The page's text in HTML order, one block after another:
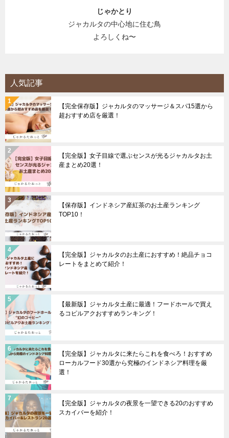
じゃかとり
ジャカルタの中心地に住む鳥
よろしくね〜
人気記事
【完全保存版】ジャカルタのマッサージ＆スパ15選から
超おすすめ店を厳選！
【完全版】女子目線で選ぶセンスが光るジャカルタお土
産まとめ20選！
【保存版】インドネシア産紅茶のお土産ランキング
TOP10！
【完全版】ジャカルタのお土産におすすめ！絶品チョコ
レートをまとめて紹介！
【最新版】ジャカルタ土産に最適！フードホールで買え
るコピルアクおすすめランキング！
【完全版】ジャカルタに来たらこれを食べろ！おすすめ
ローカルフード30選から究極のインドネシア料理を厳
選！
【完全版】ジャカルタの夜景を一望できる20のおすすめ
スカイバーを紹介！